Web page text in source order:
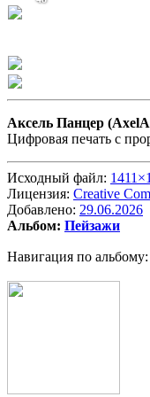
Аксель Панцер
Цифровая печать с
Исходный файл:
Лицензия: Creative
Добавлено: 29.06.2026
Альбом: Пейзажи
Навигация по